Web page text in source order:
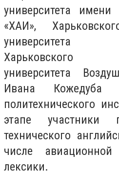
университета
«ХАИ»,
университета
Харьковского
университета
Ивана Кожедуба
политехнического
этапе участники
технического
числе
лексики.